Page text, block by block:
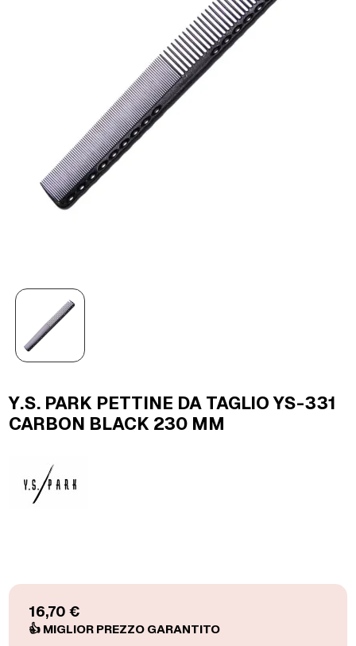
Y.S. PARK PETTINE DA TAGLIO YS-331
CARBON BLACK 230 MM
16,70 €